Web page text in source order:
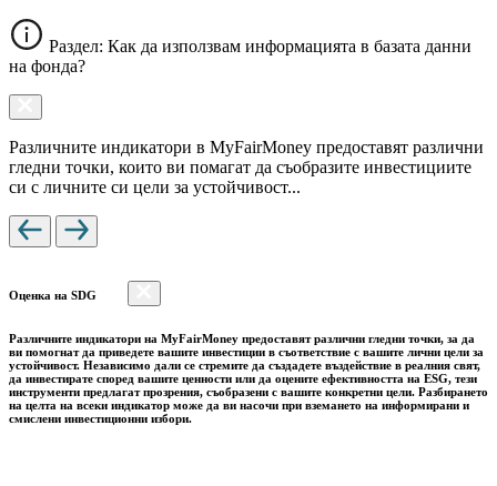
Раздел: Как да използвам информацията в базата данни
на фонда?
Различните индикатори в MyFairMoney предоставят различни
гледни точки, които ви помагат да съобразите инвестициите
си с личните си цели за устойчивост...
Оценка на SDG
Различните индикатори на MyFairMoney предоставят различни гледни точки, за да
ви помогнат да приведете вашите инвестиции в съответствие с вашите лични цели за
устойчивост. Независимо дали се стремите да създадете въздействие в реалния свят,
да инвестирате според вашите ценности или да оцените ефективността на ESG, тези
инструменти предлагат прозрения, съобразени с вашите конкретни цели. Разбирането
на целта на всеки индикатор може да ви насочи при вземането на информирани и
смислени инвестиционни избори.